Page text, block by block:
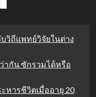
ถีแพทย์วิจัยในต่าง
ว่ากัน ซักรวมได้หรือ
หารชีวิตเมื่ออายุ 20